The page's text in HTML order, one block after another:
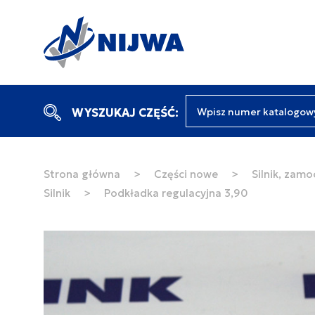
WYSZUKAJ CZĘŚĆ:
Strona główna > Części nowe > Silnik,
Silnik
> Podkładka regulacyjna 3,90